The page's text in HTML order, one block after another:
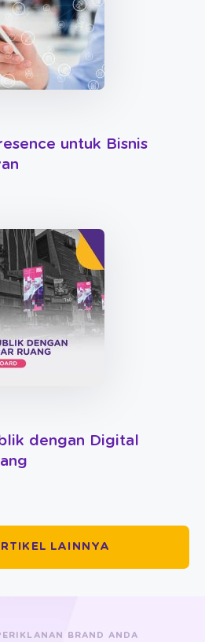
untuk Bisnis
dengan Digital
LAINNYA
BRAND ANDA